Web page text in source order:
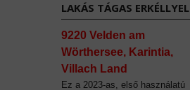
LAKÁS TÁGAS ERKÉLLYEL
9220 Velden am
Wörthersee, Karintia,
Villach Land
Ez a 2023-as, első használatú